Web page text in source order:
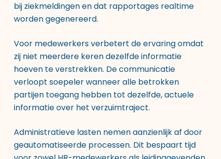
bij ziekmeldingen en dat rapportages realtime
worden gegenereerd.
Voor medewerkers verbetert de ervaring omdat
zij niet meerdere keren dezelfde informatie
hoeven te verstrekken. De communicatie
verloopt soepeler wanneer alle betrokken
partijen toegang hebben tot dezelfde, actuele
informatie over het verzuimtraject.
Administratieve lasten nemen aanzienlijk af door
geautomatiseerde processen. Dit bespaart tijd